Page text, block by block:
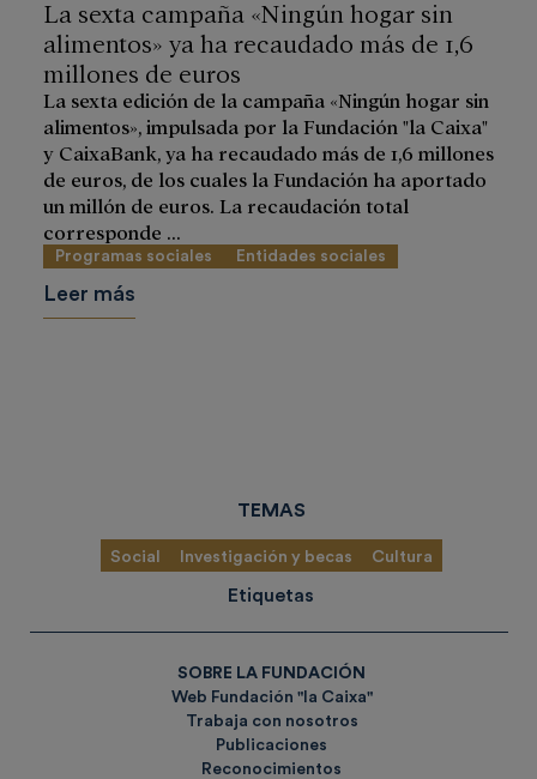
La sexta campaña «Ningún hogar sin
alimentos» ya ha recaudado más de 1,6
millones de euros
La sexta edición de la campaña «Ningún hogar sin
alimentos», impulsada por la Fundación "la Caixa"
y CaixaBank, ya ha recaudado más de 1,6 millones
de euros, de los cuales la Fundación ha aportado
un millón de euros. La recaudación total
corresponde ...
Programas sociales Entidades sociales
Leer más
TEMAS
Social Investigación y becas Cultura
Etiquetas
SOBRE LA FUNDACIÓN
Web Fundación "la Caixa"
Trabaja con nosotros
Publicaciones
Reconocimientos